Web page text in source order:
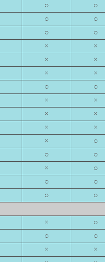
○
○
○
○
○
○
×
×
×
×
×
×
○
○
×
×
×
×
×
×
×
○
○
○
×
○
○
○
○
○
×
○
○
○
×
×